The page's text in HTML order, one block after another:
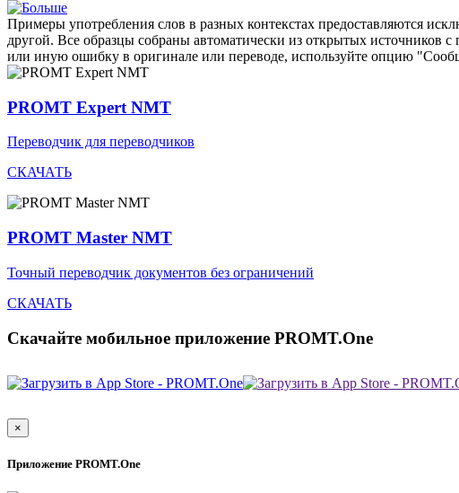
Примеры употребления слов в разных контекстах предоставляются
другой. Все образцы собраны автоматически из открытых
или иную ошибку в оригинале или переводе, используйте опцию
PROMT Expert NMT
Переводчик для переводчиков
СКАЧАТЬ
PROMT Master NMT
Точный переводчик документов без ограничений
СКАЧАТЬ
Скачайте мобильное приложение PROMT.One
×
Приложение PROMT.One